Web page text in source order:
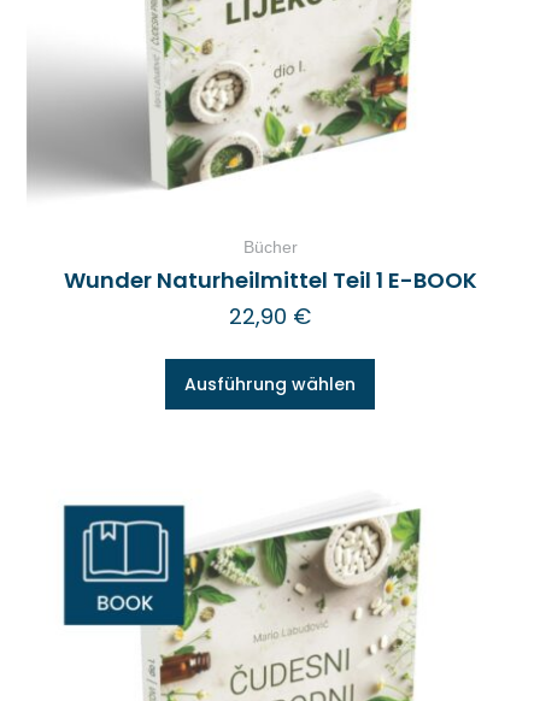
Bücher
Wunder Naturheilmittel Teil 1 E-BOOK
22,90 €
Ausführung wählen